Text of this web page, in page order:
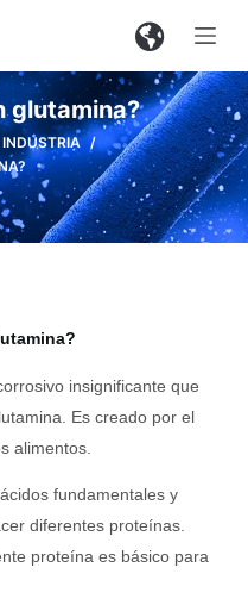
glutamina?
/
insignificante que
Es creado por el
alimentos.
fundamentales y
diferentes proteínas.
proteína es básico para